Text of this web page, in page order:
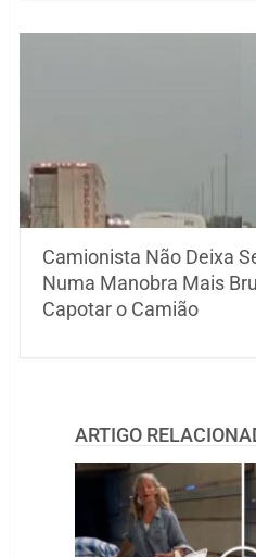
Camionista Não Deixa
Numa Manobra Mais
Capotar o Camião
ARTIGO